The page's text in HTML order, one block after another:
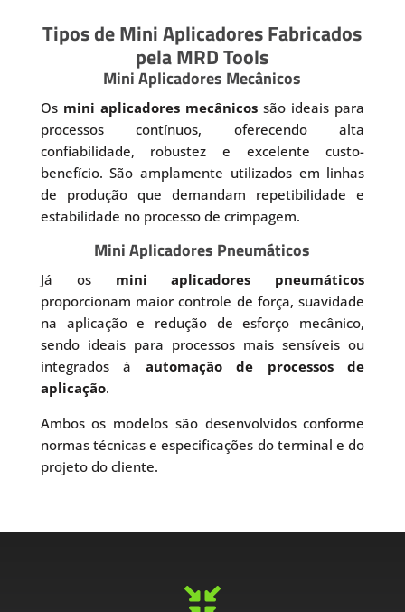
Tipos de Mini Aplicadores Fabricados
pela MRD Tools
Mini Aplicadores Mecânicos
Os mini aplicadores mecânicos são ideais para
processos contínuos, oferecendo alta
confiabilidade, robustez e excelente custo-
benefício. São amplamente utilizados em linhas
de produção que demandam repetibilidade e
estabilidade no processo de crimpagem.
Mini Aplicadores Pneumáticos
Já os mini aplicadores pneumáticos
proporcionam maior controle de força, suavidade
na aplicação e redução de esforço mecânico,
sendo ideais para processos mais sensíveis ou
integrados à automação de processos de
aplicação.
Ambos os modelos são desenvolvidos conforme
normas técnicas e especificações do terminal e do
projeto do cliente.
